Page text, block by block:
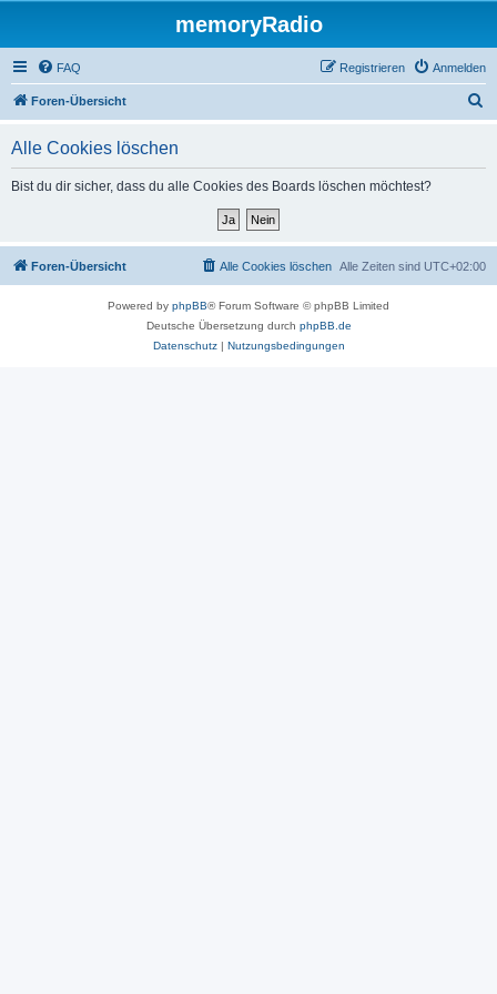
memoryRadio
FAQ Anmelden
Registrieren
Foren-Übersicht
Alle Cookies löschen
Bist du dir sicher, dass du alle Cookies des Boards löschen möchtest?
Foren-Übersicht Alle Zeiten sind UTC+02:00
Alle Cookies löschen
Powered by phpBB® Forum Software © phpBB Limited
Deutsche Übersetzung durch phpBB.de
Datenschutz| Nutzungsbedingungen